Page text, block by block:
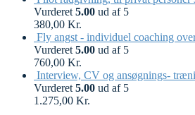
Vurderet 5.00 ud af 5
380,00 Kr.
Fly angst - individuel coaching
Vurderet 5.00 ud af 5
760,00 Kr.
Interview, CV og ansøgnings-
Vurderet 5.00 ud af 5
1.275,00 Kr.